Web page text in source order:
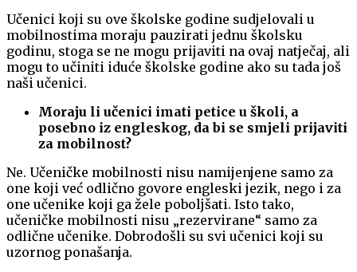
Učenici koji su ove školske godine sudjelovali u
mobilnostima moraju pauzirati jednu školsku
godinu, stoga se ne mogu prijaviti na ovaj natječaj, ali
mogu to učiniti iduće školske godine ako su tada još
naši učenici.
Moraju li učenici imati petice u školi, a
posebno iz engleskog, da bi se smjeli prijaviti
za mobilnost?
Ne. Učeničke mobilnosti nisu namijenjene samo za
one koji već odlično govore engleski jezik, nego i za
one učenike koji ga žele poboljšati. Isto tako,
učeničke mobilnosti nisu „rezervirane“ samo za
odlične učenike. Dobrodošli su svi učenici koji su
uzornog ponašanja.